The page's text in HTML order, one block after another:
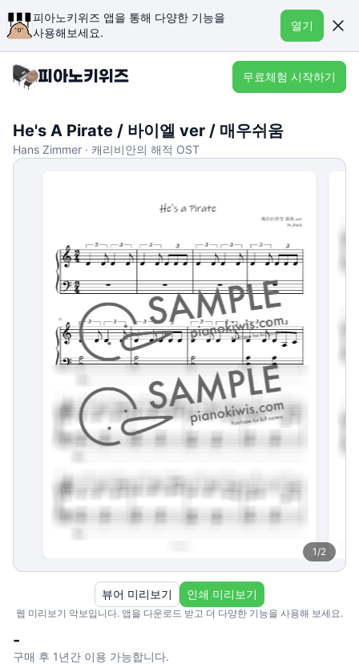
피아노키위즈 앱을 통해 다양한 기능을
사용해보세요.
열기
무료체험 시작하기
He's A Pirate / 바이엘 ver / 매우쉬움
Hans Zimmer · 캐리비안의 해적 OST
1/2
웹 미리보기 악보입니다. 앱을 다운로드 받고 더 다양한 기능을 사용해 보세요.
뷰어 미리보기 인쇄 미리보기
-
구매 후 1년간 이용 가능합니다.